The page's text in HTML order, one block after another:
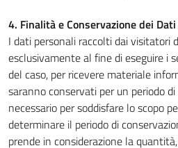
4. Finalità e Conservazione dei Dati
I dati personali raccolti dai visitatori
esclusivamente al fine di eseguire i
del caso, per ricevere materiale
saranno conservati per un periodo
necessario per soddisfare lo scopo
determinare il periodo di
prende in considerazione la